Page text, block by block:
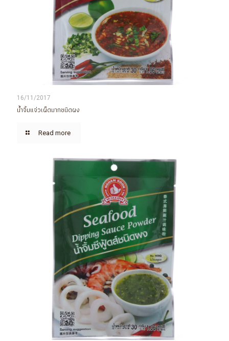
16/11/2017
น้ำจิ้มแจ่วเผ็ดมากชนิดผง
Read more